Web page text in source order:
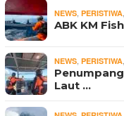
NEWS PERISTIWA
ABK KM
NEWS PERISTIWA
Laut …